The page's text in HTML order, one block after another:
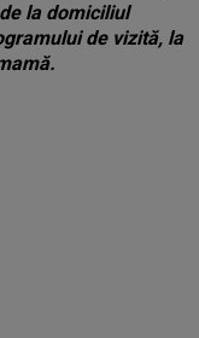
la domiciliul
de vizită, la